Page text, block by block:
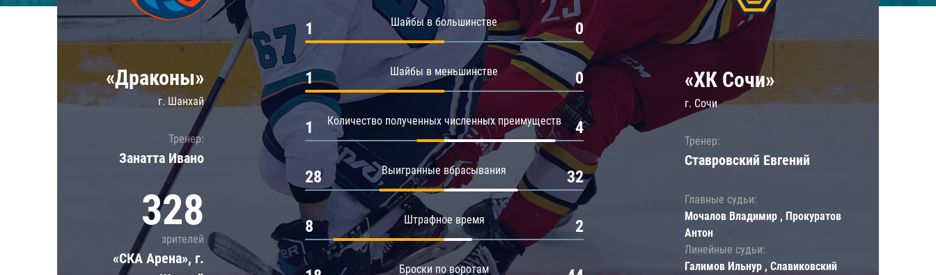
Локомотив
Шанхайские Драконы
Амур
Барыс
Салават Юлаев
«Драконы»
г. Шанхай
Тренер:
Занатта Иванo
328
зрителей
«СКА Арена», г.
Шайбы в большинстве
1 0
Шайбы в меньшинстве
1 0
Количество полученных численных преимуществ
1 4
Выигранные вбрасывания
28 32
Штрафное время
8 2
Броски по воротам
«ХК Сочи»
г. Сочи
Тренер:
Ставровский Евгений
Главные судьи:
Мочалов Владимир , Прокуратов
Антон
Линейные судьи:
Галимов Ильнур , Славиковский